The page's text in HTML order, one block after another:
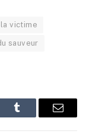
victime
sauveur
Tumblr
E-